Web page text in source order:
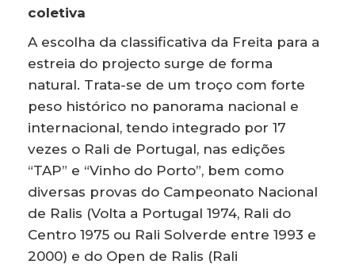
coletiva
A escolha da classificativa da Freita para a
estreia do projecto surge de forma
natural. Trata-se de um troço com forte
peso histórico no panorama nacional e
internacional, tendo integrado por 17
vezes o Rali de Portugal, nas edições
“TAP” e “Vinho do Porto”, bem como
diversas provas do Campeonato Nacional
de Ralis (Volta a Portugal 1974, Rali do
Centro 1975 ou Rali Solverde entre 1993 e
2000) e do Open de Ralis (Rali